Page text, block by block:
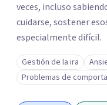
veces, incluso
cuidarse, sostener
especialmente difícil.
Gestión de la ira
Problemas de